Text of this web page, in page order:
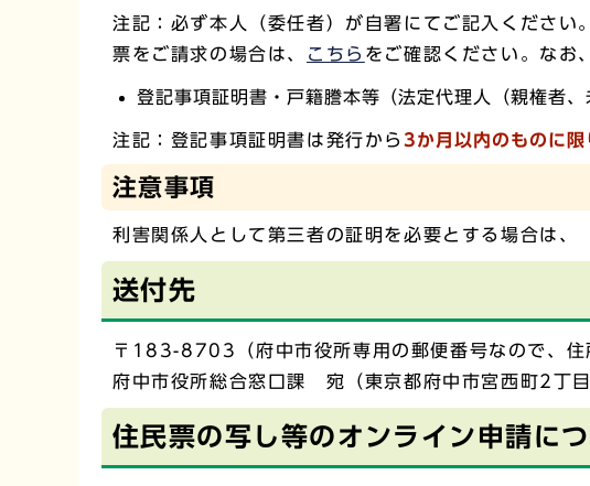
注記：必ず本人（委任者）が自署にてご記入くださ
票をご請求の場合は、
こちら をご確認ください。なお
登記事項証明書・戸籍謄本等（法定代理人（親権者
注記：登記事項証明書は発行から 3か月以内のものに限
注意事項
利害関係人として第三者の証明を必要とする場合は、「
送付先
〒183-8703（府中市役所専用の郵便番号なので、住
府中市役所総合窓口課 宛（東京都府中市宮西町2丁
住民票の写し等のオンライン申請に